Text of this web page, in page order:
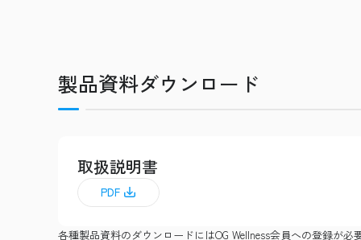
製品資料ダウンロード
取扱説明書
PDF
各種製品資料のダウンロードにはOG Wellness会員への登録が必